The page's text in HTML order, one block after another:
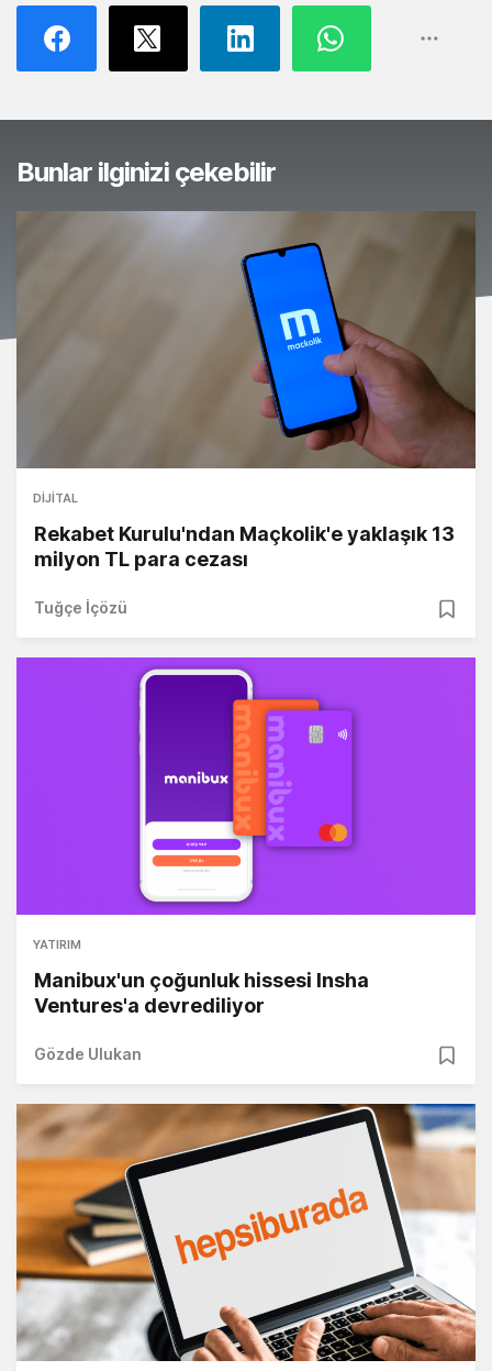
Bunlar ilginizi çekebilir
DIJITAL
Rekabet Kurulu'ndan Maçkolik'e yaklaşık 13
milyon TL para cezası
Tuğçe İçözü
YATIRIM
Manibux'un çoğunluk hissesi Insha
Ventures'a devrediliyor
Gözde Ulukan